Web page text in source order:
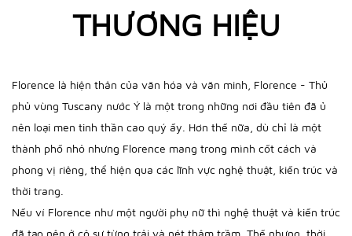
THƯƠNG HIỆU
Florence là hiện thân của văn hóa và văn minh, Florence - Thủ
phủ vùng Tuscany nước Ý là một trong những nơi đầu tiên đã ủ
nên loại men tinh thần cao quý ấy. Hơn thế nữa, dù chỉ là một
thành phố nhỏ nhưng Florence mang trong mình cốt cách và
phong vị riêng, thể hiện qua các lĩnh vực nghệ thuật, kiến trúc và
thời trang.
Nếu ví Florence như một người phụ nữ thì nghệ thuật và kiến trúc